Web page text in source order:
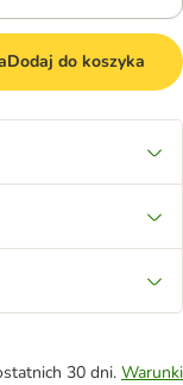
Dodaj do koszyka
30 dni. Warunki